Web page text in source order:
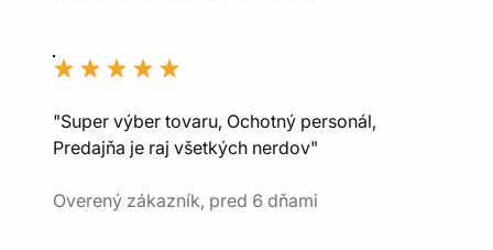
"Super výber tovaru, Ochotný personál,
Predajňa je raj všetkých nerdov"
Overený zákazník, pred 6 dňami